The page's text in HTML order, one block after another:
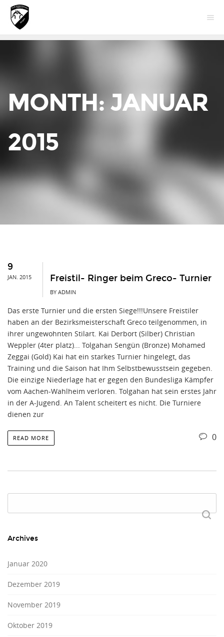
MONTH:JANUAR
2015
9
JAN. 2015 Freistil- Ringer beim Greco- Turnier
BY ADMIN
Das erste Turnier und die ersten Siege!!!Unsere Freistiler
haben an der Bezirksmeisterschaft Greco teilgenommen, in
ihrer ungewohnten Stilart. Kai Derbort (Silber) Christian
Weppler (4ter platz)... Tolgahan Sengün (Bronze) Mohamed
Zeggai (Gold) Kai hat ein starkes Turnier hingelegt, das
Training und die Saison hat Ihm Selbstbewusstsein gegeben.
Die einzige Niederlage hat er gegen den Bundesliga Kämpfer
vom Aachen-Wahlheim verloren. Tolgahan hat sein erstes Jahr
in der A-Jugend. An Talent scheitert es nicht. Die Turniere
dienen zur
READ MORE 0
nach:
Archives
Januar 2020
Dezember 2019
November 2019
Oktober 2019